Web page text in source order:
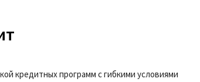
кредитных программ с гибкими условиями